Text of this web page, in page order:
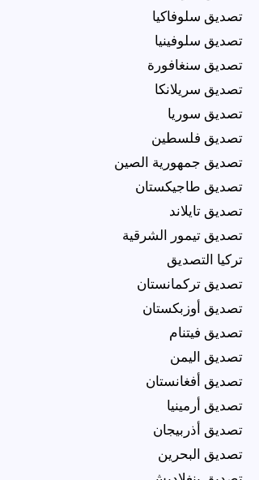
تصديق سلوفاكيا
تصديق سلوفينيا
تصديق سنغافورة
تصديق سريلانكا
تصديق سوريا
تصديق فلسطين
تصديق جمهورية الصين
تصديق طاجيكستان
تصديق تايلاند
تصديق تيمور الشرقية
تركيا التصديق
تصديق تركمانستان
تصديق أوزبكستان
تصديق فيتنام
تصديق اليمن
تصديق أفغانستان
تصديق أرمينيا
تصديق أذربيجان
تصديق البحرين